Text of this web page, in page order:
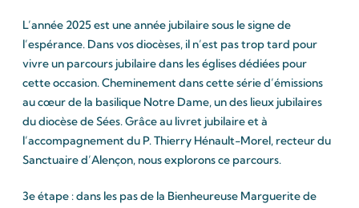
L’année 2025 est une année jubilaire sous le signe de
l’espérance. Dans vos diocèses, il n’est pas trop tard pour
vivre un parcours jubilaire dans les églises dédiées pour
cette occasion. Cheminement dans cette série d’émissions
au cœur de la basilique Notre Dame, un des lieux jubilaires
du diocèse de Sées. Grâce au livret jubilaire et à
l’accompagnement du P. Thierry Hénault-Morel, recteur du
Sanctuaire d’Alençon, nous explorons ce parcours.
3e étape : dans les pas de la Bienheureuse Marguerite de